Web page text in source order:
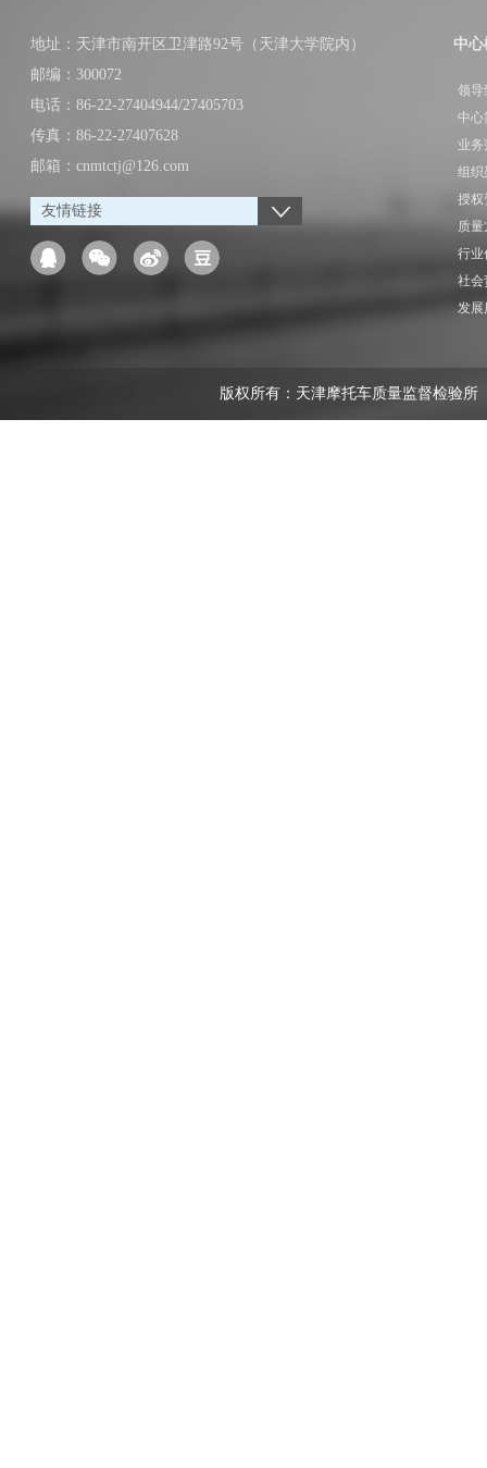
地址：天津市南开区卫津路92号（天津大学院内）
邮编：300072
电话：86-22-27404944/27405703
传真：86-22-27407628
邮箱：cnmtctj@126.com
友情链接
中
领导
中心
业务
组织
授权
质量
行业
社会
发展
版权所有：天津摩托车质量监督检